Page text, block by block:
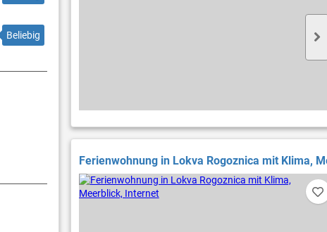
Beliebig
Ferienwohnung in Lokva Rogoznica mit Klima,